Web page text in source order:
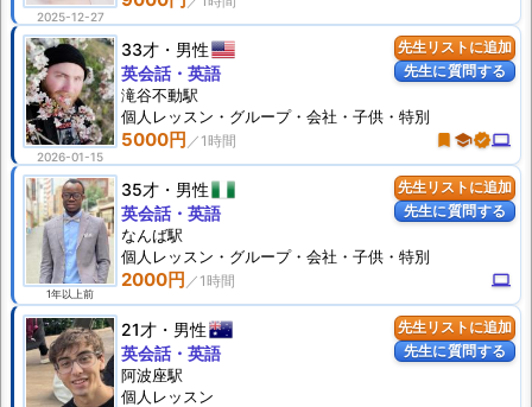
2025-12-27
先生リストに追加
先生に質問する
2026-01-15
33才 男性
5000円 turned_in schoolverifiedcomputer
英会話・英語
滝谷不動駅
個人 レッスン ・グループ・会社・子供・特別
先生リストに追加
先生に質問する
1年以上前
35才 男性
2000円 computer
英会話・英語
なんば駅
個人 レッスン ・グループ・会社・子供・特別
先生リストに追加
先生に質問する
21才 男性
英会話・英語
阿波座駅
個人 レッスン